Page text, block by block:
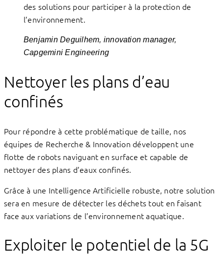
des solutions pour participer à la protection de
l’environnement.
Benjamin Deguilhem, innovation manager,
Capgemini Engineering
Nettoyer les plans d’eau
confinés
Pour répondre à cette problématique de taille, nos
équipes de Recherche & Innovation développent une
flotte de robots naviguant en surface et capable de
nettoyer des plans d’eaux confinés.
Grâce à une Intelligence Artificielle robuste, notre solution
sera en mesure de détecter les déchets tout en faisant
face aux variations de l’environnement aquatique.
Exploiter le potentiel de la 5G